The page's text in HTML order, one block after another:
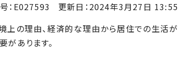
：E027593 更新日：2024年3月27日 13:55
上の理由、経済的な理由から居住での生活が
あります。